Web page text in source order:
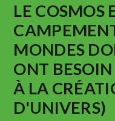
LE COSMOS
MONDES
ONT
À LA
D'UNIVERS)